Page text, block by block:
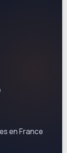
en France